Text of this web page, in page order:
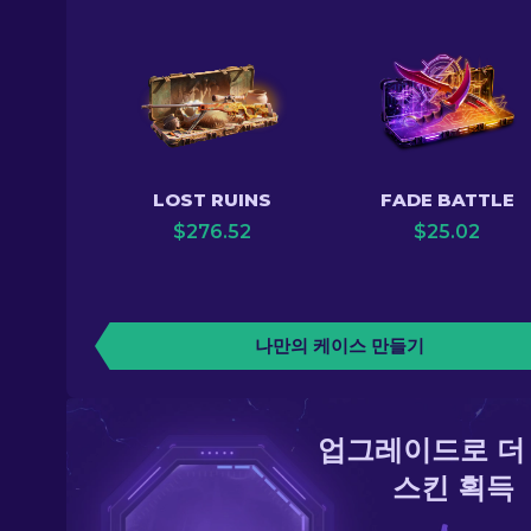
LOST RUINS
$276.52
FADE BATTLE
$25.02
나만의 케이스 만들기
업그레이드로
스킨 획득